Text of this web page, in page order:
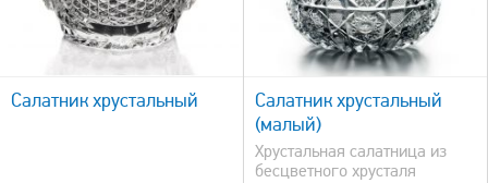
Салатник хрустальный
быстрый просмотр
Салатник хрустальный
(малый)
Хрустальная салатница из
бесцветного хрусталя